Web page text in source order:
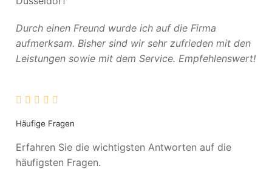
Durch einen Freund wurde ich auf die Firma
aufmerksam. Bisher sind wir sehr zufrieden mit den
Leistungen sowie mit dem Service. Empfehlenswert!
Häufige Fragen
Erfahren Sie die wichtigsten Antworten auf die
häufigsten Fragen.